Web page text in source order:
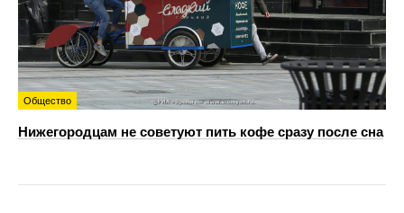
Общество
Нижегородцам не советуют пить кофе сразу после сна